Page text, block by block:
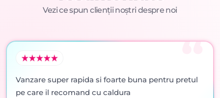
Vezi ce spun clienții noștri despre noi
Vanzare super rapida si foarte buna pentru pretul
pe care il recomand cu caldura